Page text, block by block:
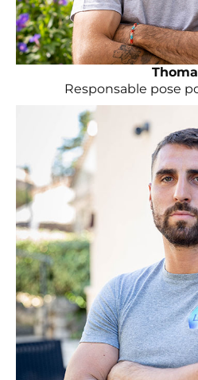
Responsable pose